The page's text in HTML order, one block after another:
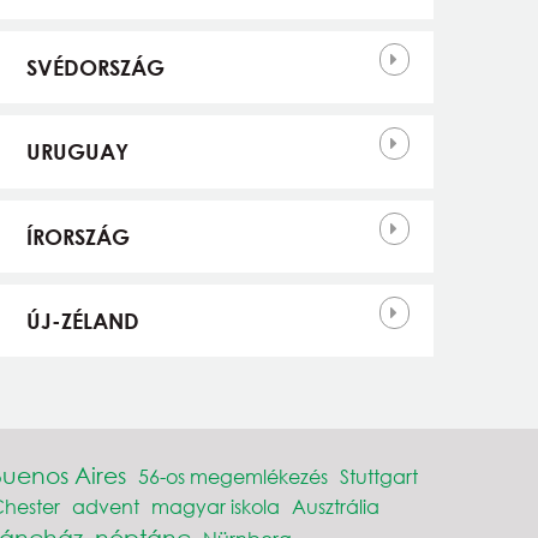
SVÉDORSZÁG
URUGUAY
ÍRORSZÁG
ÚJ-ZÉLAND
Aires 56-os megemlékezés Stuttgart
advent magyar iskola Ausztrália